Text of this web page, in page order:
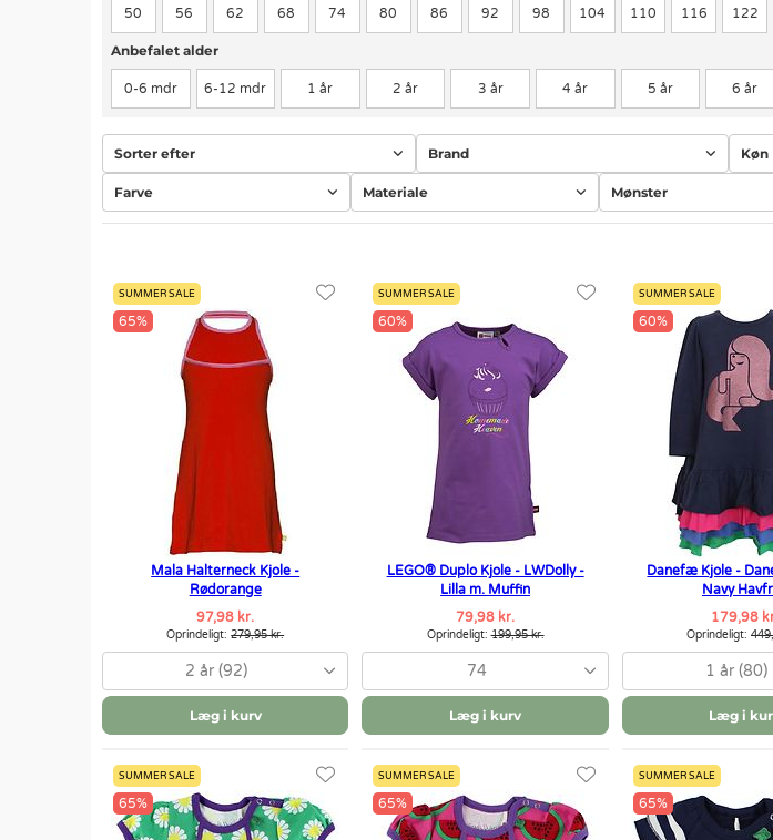
50 56 62 68 74 80 86 92 98 104 110 116 122
Anbefalet alder
0-6 mdr 6-12 mdr 1 år 2 år 3 år 4 år 5 år 6 år
Sorter efter Brand Køn
Farve Materiale Mønster
SUMMER SALE
65%
Mala Halterneck Kjole -
Rødorange
97,98 kr.
Oprindeligt:279,95 kr.
2 år (92)
Læg i kurv
SUMMER SALE
60%
LEGO® Duplo Kjole - LWDolly -
Lilla m. Muffin
79,98 kr.
Oprindeligt:199,95 kr.
74
Læg i kurv
SUMMER SALE
60%
Danefæ Kjole -
Navy
179,98
Oprindeligt:
1 år (80)
Læg i
SUMMER SALE
65%
SUMMER SALE
65%
SUMMER SALE
65%